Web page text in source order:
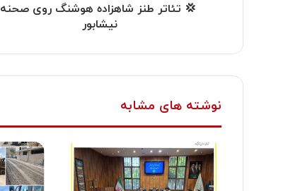
‍ 💢 تئاتر طنز شاهزاده هوشنگ روی صحنه
نیشابور
نوشته های مشابه